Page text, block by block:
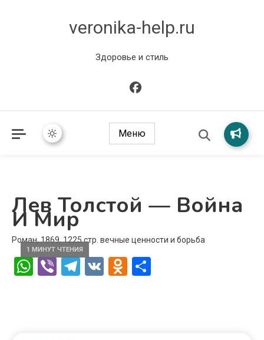
veronika-help.ru
Здоровье и стиль
Меню
Лев Толстой — Война
И Мир
1 МИНУТ ЧТЕНИЯ
Роман, 1869, 1225 стр. вечные ценности и борьба
WhatsApp
ViberTelegram
VK Odnoklassniki